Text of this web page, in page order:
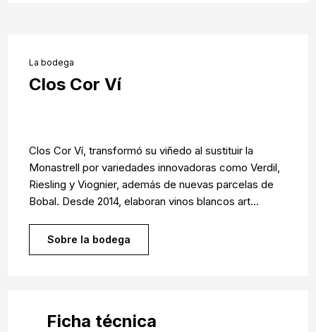
La bodega
Clos Cor Ví
Clos Cor Ví, transformó su viñedo al sustituir la
Monastrell por variedades innovadoras como Verdil,
Riesling y Viognier, además de nuevas parcelas de
Bobal. Desde 2014, elaboran vinos blancos art...
Sobre la bodega
Ficha técnica